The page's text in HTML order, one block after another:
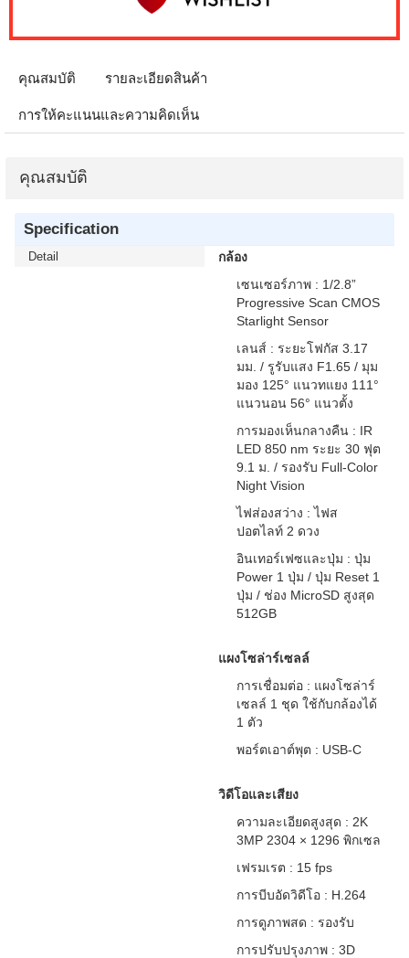
คุณสมบัติ รายละเอียดสินค้า
การให้คะแนนและความคิดเห็น
คุณสมบัติ
Specification
Detail
กล้อง
เซนเซอร์ภาพ : 1/2.8”
Progressive Scan CMOS
Starlight Sensor
เลนส์ : ระยะโฟกัส 3.17
มม. / รูรับแสง F1.65 / มุม
มอง 125° แนวทแยง 111°
แนวนอน 56° แนวตั้ง
การมองเห็นกลางคืน : IR
LED 850 nm ระยะ 30 ฟุต
9.1 ม. / รองรับ Full-Color
Night Vision
ไฟส่องสว่าง : ไฟส
ปอตไลท์ 2 ดวง
อินเทอร์เฟซและปุ่ม : ปุ่ม
Power 1 ปุ่ม / ปุ่ม Reset 1
ปุ่ม / ช่อง MicroSD สูงสุด
512GB
แผงโซล่าร์เซลล์
การเชื่อมต่อ : แผงโซล่าร์
เซลล์ 1 ชุด ใช้กับกล้องได้
1 ตัว
พอร์ตเอาต์พุต : USB-C
วิดีโอและเสียง
ความละเอียดสูงสุด : 2K
3MP 2304 × 1296 พิกเซล
เฟรมเรต : 15 fps
การบีบอัดวิดีโอ : H.264
การดูภาพสด : รองรับ
การปรับปรุงภาพ : 3D